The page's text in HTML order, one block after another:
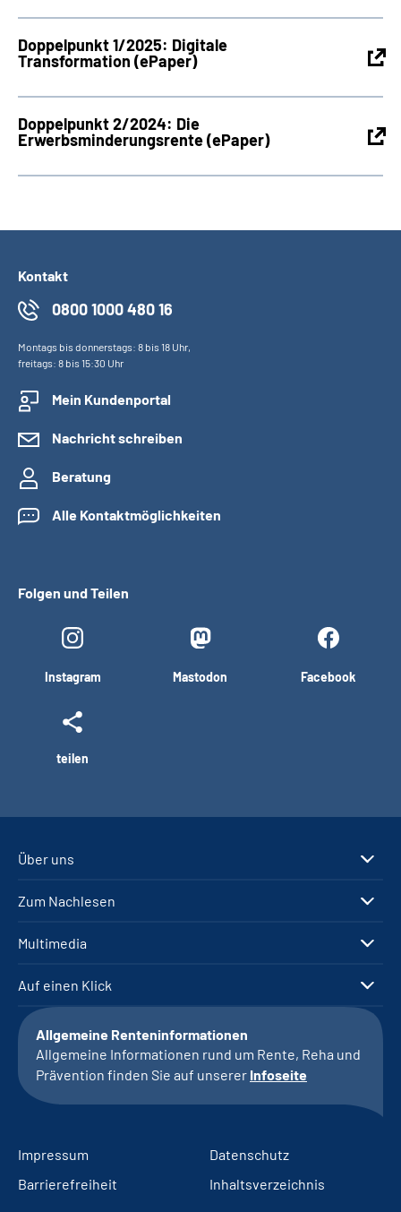
Doppelpunkt 1/2025: Digitale
Transformation (ePaper)
Doppelpunkt 2/2024: Die
Erwerbsminderungsrente (ePaper)
Kontakt
0800 1000 480 16
Montags bis donnerstags: 8 bis 18 Uhr,
freitags: 8 bis 15:30 Uhr
Mein Kundenportal
Nachricht schreiben
Beratung
Alle Kontaktmöglichkeiten
Folgen und Teilen
Instagram Mastodon Facebook
teilen
Über uns
Zum Nachlesen
Multimedia
Auf einen Klick
Allgemeine Renteninformationen
Allgemeine Informationen rund um Rente, Reha und
Prävention finden Sie auf unserer Infoseite
Impressum
Datenschutz
Barrierefreiheit
Inhaltsverzeichnis